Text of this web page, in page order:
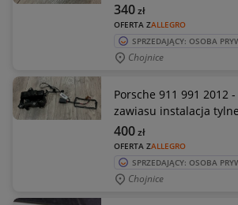
OFERTA ZALLEGRO
340zł
SPRZEDAJĄCY: OSOBA
Chojnice
Porsche 911 991 2012
zawiasu instalacja
OFERTA ZALLEGRO
400zł
SPRZEDAJĄCY: OSOBA
Chojnice